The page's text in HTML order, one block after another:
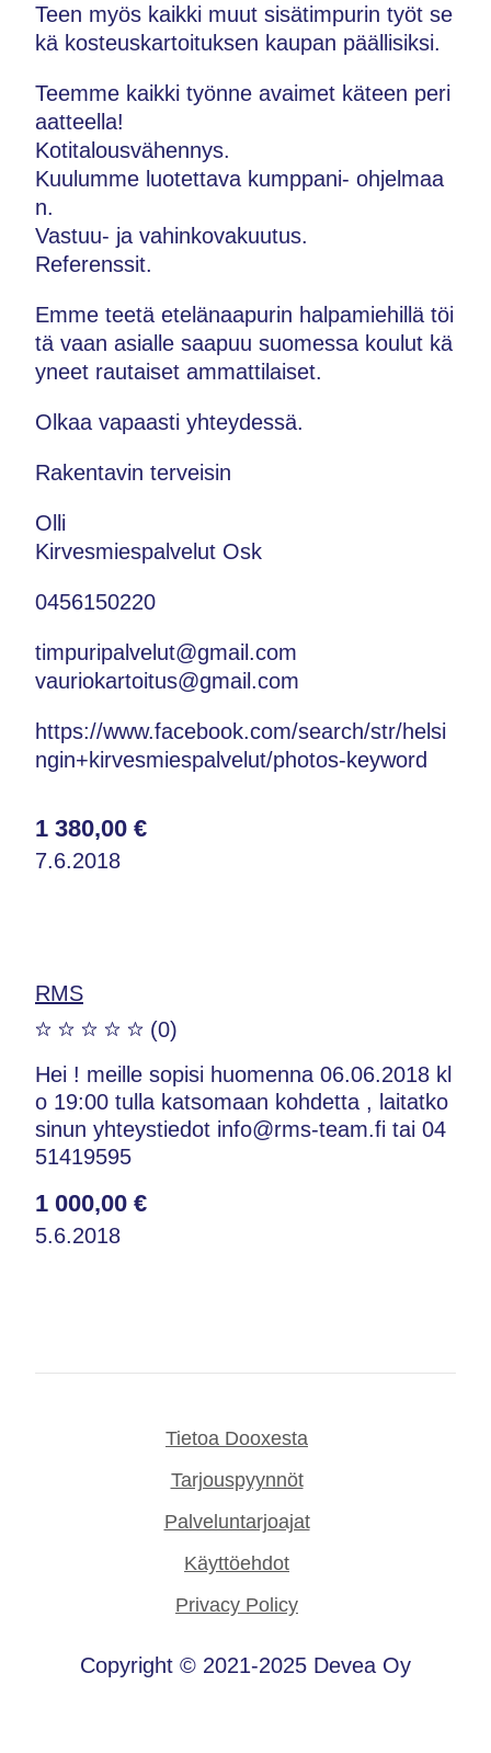
Teen myös kaikki muut sisätimpurin työt se
kä kosteuskartoituksen kaupan päällisiksi.
Teemme kaikki työnne avaimet käteen peri
aatteella!
Kotitalousvähennys.
Kuulumme luotettava kumppani- ohjelmaa
n.
Vastuu- ja vahinkovakuutus.
Referenssit.
Emme teetä etelänaapurin halpamiehillä töi
tä vaan asialle saapuu suomessa koulut kä
yneet rautaiset ammattilaiset.
Olkaa vapaasti yhteydessä.
Rakentavin terveisin
Olli
Kirvesmiespalvelut Osk
0456150220
timpuripalvelut@gmail.com
vauriokartoitus@gmail.com
https://www.facebook.com/search/str/helsi
ngin+kirvesmiespalvelut/photos-keyword
1 380,00 €
7.6.2018
RMS
(0)
Hei ! meille sopisi huomenna 06.06.2018 kl
o 19:00 tulla katsomaan kohdetta , laitatko
sinun yhteystiedot info@rms-team.fi tai 04
51419595
1 000,00 €
5.6.2018
Tietoa Dooxesta
Tarjouspyynnöt
Palveluntarjoajat
Käyttöehdot
Privacy Policy
Copyright © 2021-2025 Devea Oy